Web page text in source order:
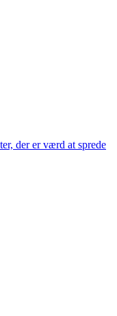
der er værd at sprede